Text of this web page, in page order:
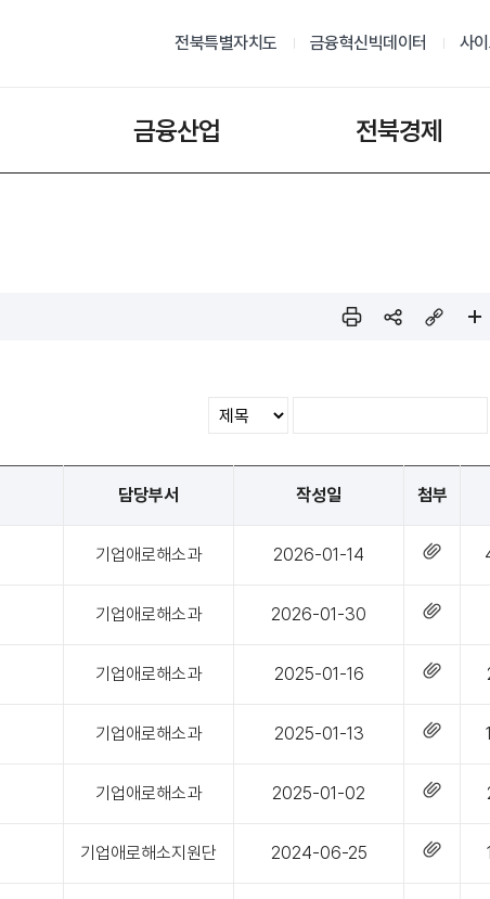
전북특별자치도 금융혁신빅데이터 사
금융산업 전북경제
담당부서 작성일 첨부
기업애로해소과 2026-01-14
기업애로해소과 2026-01-30
기업애로해소과 2025-01-16
기업애로해소과 2025-01-13
기업애로해소과 2025-01-02
기업애로해소지원단 2024-06-25